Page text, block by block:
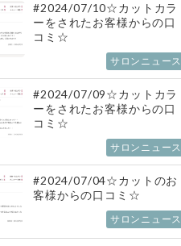
#2024/07/10☆カットカラ
ーをされたお客様からの口
コミ☆
サロンニュース
#2024/07/09☆カットカラ
ーをされたお客様からの口
コミ☆
サロンニュース
#2024/07/04☆カットのお
客様からの口コミ☆
サロンニュース